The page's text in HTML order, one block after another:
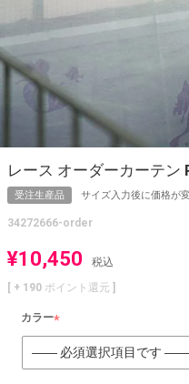
レース オーダーカーテン
受注生産品 サイズ入力後に価格が
34272666-order
¥10,450
税込
[ + 190 ポイント還元 ]
カラー
(
必